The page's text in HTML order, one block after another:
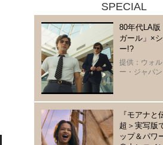
SPECIAL
80年代LA版
ガール」×
ー!?
提供：ウォ
ー・ジャパン
『モアナと
超＞実写版
ップ＆パワ